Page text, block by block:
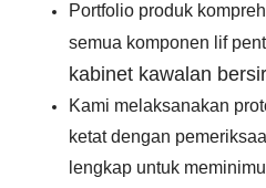
Portfolio produk
semua komponen lif
kabinet kawalan
Kami melaksanakan
ketat dengan
lengkap untuk